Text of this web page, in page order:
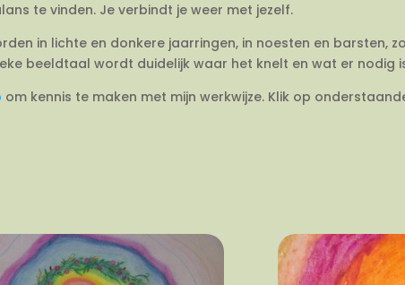
te vinden. Je verbindt je weer met jezelf.
in lichte en donkere jaarringen, in noesten en barsten,
beeldtaal wordt duidelijk waar het knelt en wat er nodig
om kennis te maken met mijn werkwijze. Klik op